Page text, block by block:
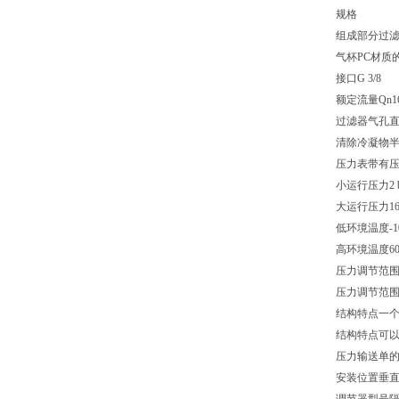
规格
组成部分过
气杯PC材质
接口G 3/8
额定流量
过滤器气孔
清除冷凝物
压力表带有
小运行压力2
大运行压力
低环境温度-
高环境温度
压力调节范
压力调节范
结构特点一
结构特点可
压力输送单的
安装位置垂直